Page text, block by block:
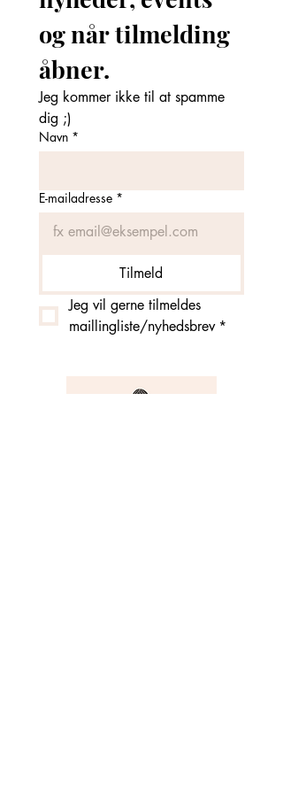
og når tilmelding
Jeg kommer ikke til at spamme
dig ;)
Navn *
E-mailadresse *
Tilmeld
Jeg vil gerne tilmeldes
maillingliste/nyhedsbrev *